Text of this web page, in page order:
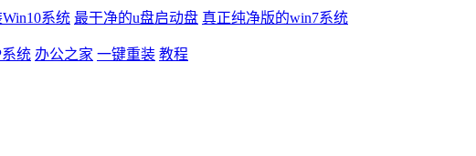
系统 最干净的u盘启动盘 真正纯净版的win7系统
统 办公之家 一键重装 教程